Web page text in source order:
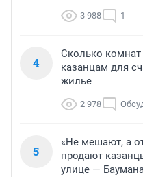
3 988 1
4
Сколько
казанцам для
жилье
2 978
5
«Не мешают, а
продают
улице —